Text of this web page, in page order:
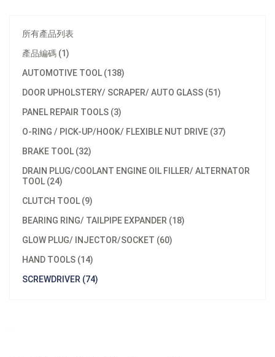
所有產品列表
產品編碼 (1)
AUTOMOTIVE TOOL (138)
DOOR UPHOLSTERY/ SCRAPER/ AUTO GLASS (51)
PANEL REPAIR TOOLS (3)
O-RING / PICK-UP/HOOK/ FLEXIBLE NUT DRIVE (37)
BRAKE TOOL (32)
DRAIN PLUG/COOLANT ENGINE OIL FILLER/ ALTERNATOR
TOOL (24)
CLUTCH TOOL (9)
BEARING RING/ TAILPIPE EXPANDER (18)
GLOW PLUG/ INJECTOR/SOCKET (60)
HAND TOOLS (14)
SCREWDRIVER (74)